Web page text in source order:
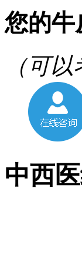
您的牛
（可
中西